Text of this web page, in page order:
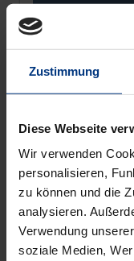
Zustimmung
Diese Webseite
Wir verwenden
personalisieren,
zu können und die
analysieren.
Verwendung
soziale Medien,